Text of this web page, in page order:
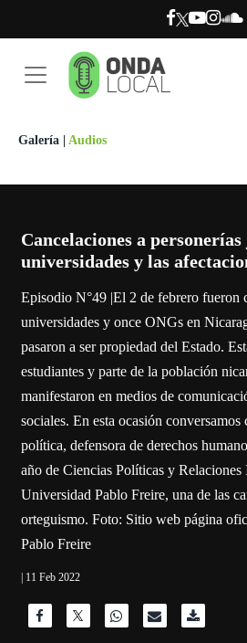
Galería Audios
Cancelaciones a
universidades y las
Episodio N°49 |El 2 de febrero fueron
universidades y once ONGs en
pasaron a ser propiedad del Estado.
estudiantes y parte de la población
manifestaron en medios de
sociales. En esta ocasión
política, defensora de derechos
año de Ciencias Políticas y Relaciones
Universidad Pablo Freire, una de las
orteguismo. Foto: Sitio web página
Pablo Freire
| 11 Feb 2022